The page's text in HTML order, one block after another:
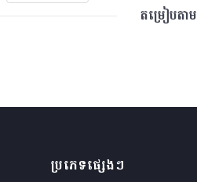
តម្រៀបតាម
ប្រភេទផ្សេងៗ